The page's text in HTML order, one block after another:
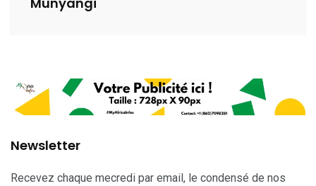
Newsletter
Recevez chaque mecredi par email, le condensé de nos